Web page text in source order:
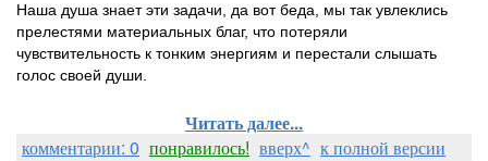
Наша душа знает эти задачи, да вот беда, мы так увлеклись
прелестями материальных благ, что потеряли
чувствительность к тонким энергиям и перестали слышать
голос своей души.
Читать далее...
комментарии: 0 понравилось! вверх^ к полной версии